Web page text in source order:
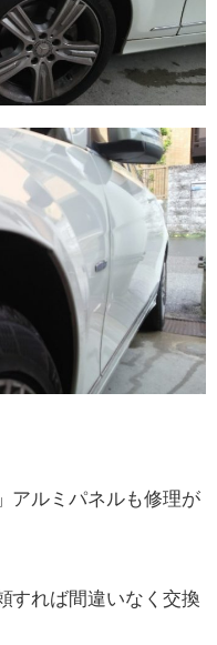
アルミパネルも修理が
すれば間違いなく交換